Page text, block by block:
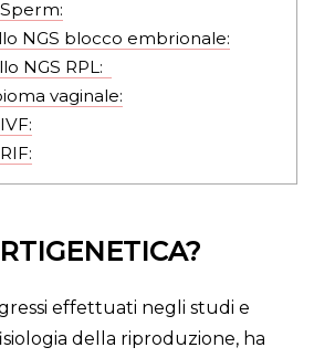
NGS blocco embrionale:
NGS RPL:
vaginale:
effettuati negli studi e
della riproduzione, ha